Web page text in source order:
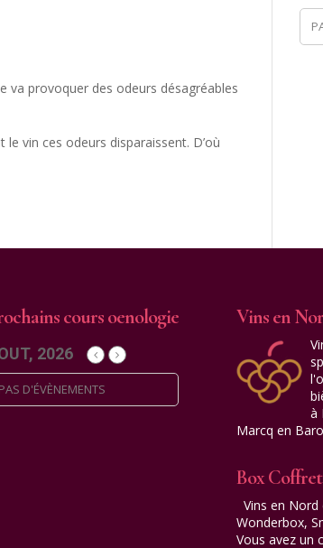
va provoquer des odeurs désagréables
vin ces odeurs disparaissent. D’où
cours oenologie
2026
PAS D'ÉVÈNEMENTS
Vins en
à
Marcq en
Box
Vins en
Wonderbox,
Vous avez un